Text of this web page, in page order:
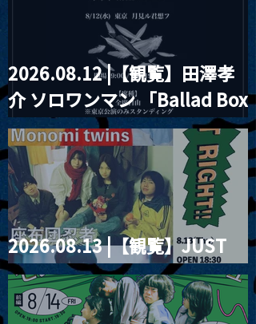
2026.08.12 |【観覧】田澤孝
介 ソロワンマン 「Ballad Box
2026」
2026.08.13 |【観覧】JUST
RIGHT!! vol.26